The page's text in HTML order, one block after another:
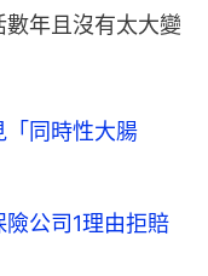
年且沒有太大變
「同時性大腸
險公司1理由拒賠